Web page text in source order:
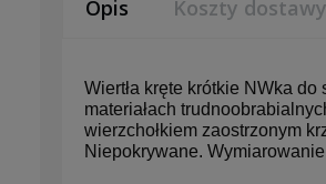
Opis Koszty dostawy
Wiertła kręte krótkie NWka
materiałach
wierzchołkiem zaostrzonym
Niepokrywane.